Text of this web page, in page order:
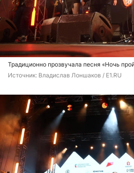
Традиционно прозвучала песня «Ночь
Источник: Владислав Лоншаков / E1.RU